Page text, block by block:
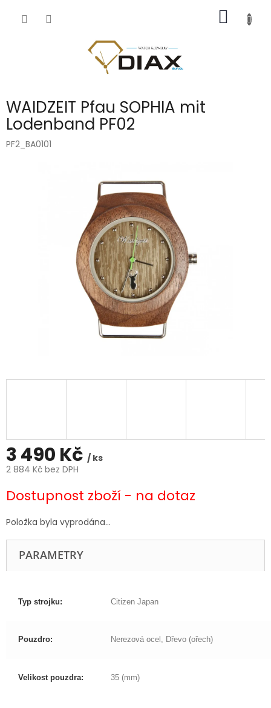
KOŠÍK
WAIDZEIT Pfau SOPHIA mit
Lodenband PF02
PF2_BA0101
3 490 Kč / ks
2 884 Kč bez DPH
cena:
Dostupnost zboží - na dotaz
Položka byla vyprodána…
PARAMETRY
Typ strojku: Citizen Japan
Pouzdro: Nerezová ocel, Dřevo (ořech)
Velikost pouzdra: 35 (mm)